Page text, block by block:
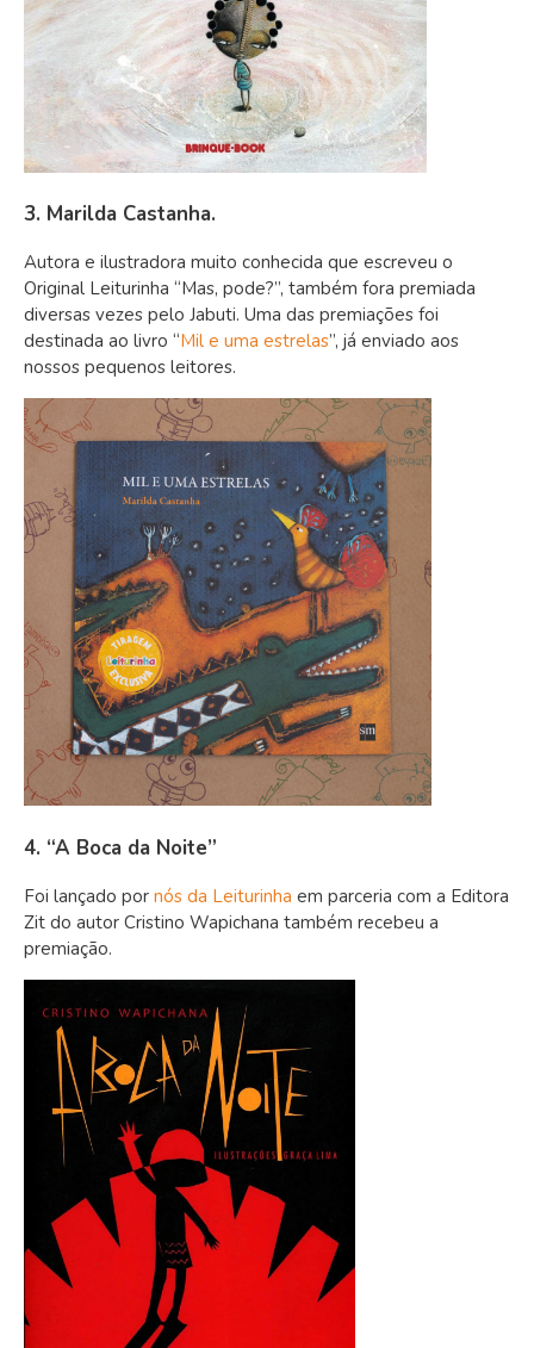
3. Marilda Castanha.
Autora e ilustradora muito conhecida que escreveu o
Original Leiturinha “Mas, pode?”, também fora premiada
diversas vezes pelo Jabuti. Uma das premiações foi
destinada ao livro “Mil e uma estrelas”, já enviado aos
nossos pequenos leitores.
4. “A Boca da Noite”
Foi lançado por nós da Leiturinha em parceria com a Editora
Zit do autor Cristino Wapichana também recebeu a
premiação.